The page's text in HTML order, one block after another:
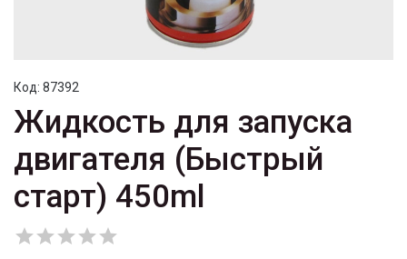
Код: 87392
Жидкость для запуска
двигателя (Быстрый
старт) 450ml
